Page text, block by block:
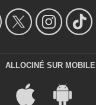
ALLOCINÉ SUR MOBILE